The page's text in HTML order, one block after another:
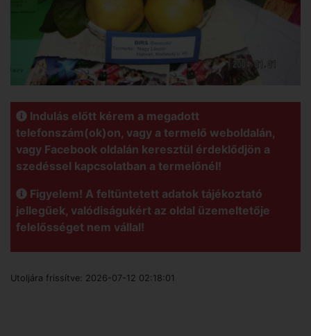
Indulás előtt kérem a megadott
telefonszám(ok)on, vagy a termelő weboldalán,
vagy Facebook oldalán keresztül érdeklődjön a
szedéssel kapcsolatban a termelőnél!
Figyelem! A feltüntetett adatok tájékoztató
jellegűek, valódiságukért az oldal üzemeltetője
felelősséget nem vállal!
Utoljára frissítve: 2026-07-12 02:18:01